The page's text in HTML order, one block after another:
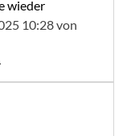
wieder
10:28 von